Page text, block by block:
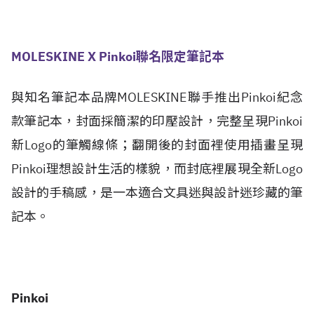
MOLESKINE X Pinkoi聯名限定筆記本
與知名筆記本品牌MOLESKINE聯手推出Pinkoi紀念
款筆記本，封面採簡潔的印壓設計，完整呈現Pinkoi
新Logo的筆觸線條；翻開後的封面裡使用插畫呈現
Pinkoi理想設計生活的樣貌，而封底裡展現全新Logo
設計的手稿感，是一本適合文具迷與設計迷珍藏的筆
記本。
Pinkoi